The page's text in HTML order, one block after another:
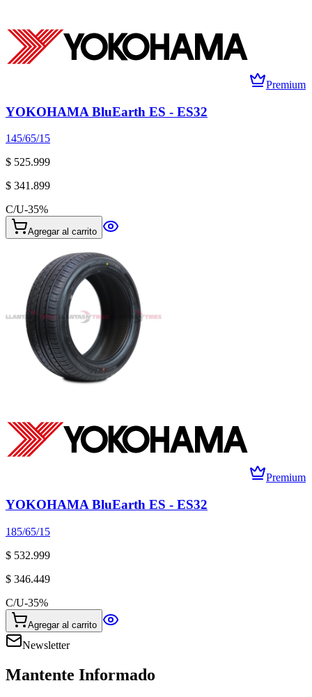
Premium
YOKOHAMA BluEarth ES - ES32
145/65/15
$ 525.999
$ 341.899
C/U-35%
Agregar al carrito
Premium
YOKOHAMA BluEarth ES - ES32
185/65/15
$ 532.999
$ 346.449
C/U-35%
Agregar al carrito
Newsletter
Mantente Informado